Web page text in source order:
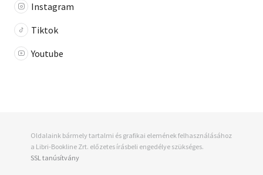
Instagram
Tiktok
Youtube
Oldalaink bármely tartalmi és grafikai elemének felhasználásához
a Libri-Bookline Zrt. előzetes írásbeli engedélye szükséges.
SSL tanúsítvány